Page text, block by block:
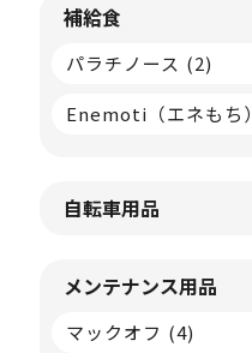
補給食
パラチノース (2)
Enemoti（エネもち）
自転車用品
メンテナンス用品
マックオフ (4)